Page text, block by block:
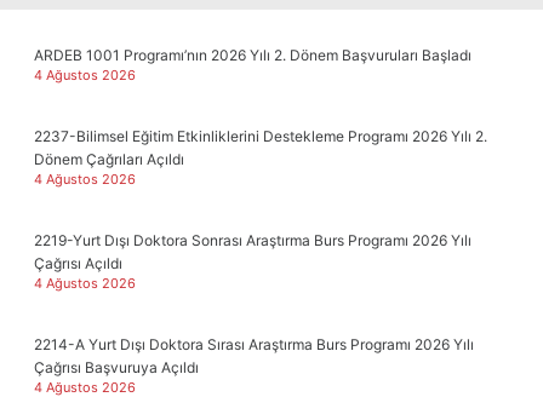
ARDEB 1001 Programı’nın 2026 Yılı 2. Dönem Başvuruları Başladı
4 Ağustos 2026
2237-Bilimsel Eğitim Etkinliklerini Destekleme Programı 2026 Yılı 2.
Dönem Çağrıları Açıldı
4 Ağustos 2026
2219-Yurt Dışı Doktora Sonrası Araştırma Burs Programı 2026 Yılı
Çağrısı Açıldı
4 Ağustos 2026
2214-A Yurt Dışı Doktora Sırası Araştırma Burs Programı 2026 Yılı
Çağrısı Başvuruya Açıldı
4 Ağustos 2026